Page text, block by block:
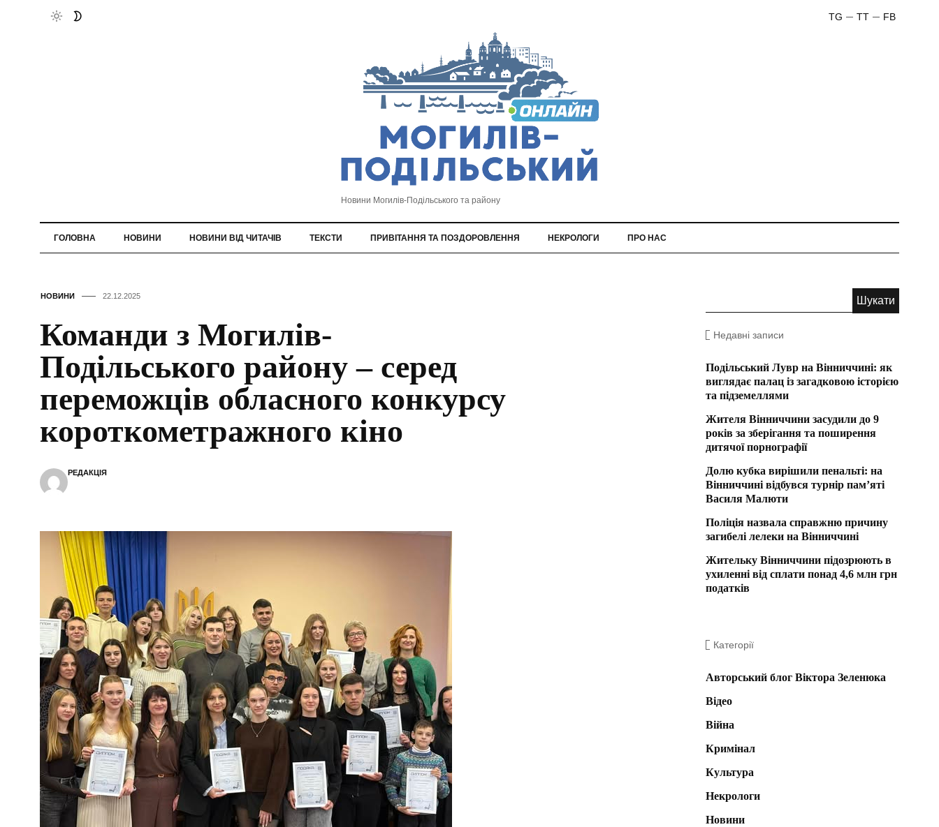
FB
TT
TG
Новини Могилів-Подільського та району
ГОЛОВНА НОВИНИ НОВИНИ ВІД ЧИТАЧІВ ТЕКСТИ ПРИВІТАННЯ ТА ПОЗДОРОВЛЕННЯ НЕКРОЛОГИ ПРО НАС
НОВИНИ 22.12.2025
Команди з Могилів-
Подільського району – серед
переможців обласного конкурсу
короткометражного кіно
РЕДАКЦІЯ
Недавні записи
Подільський Лувр на Вінниччині: як
виглядає палац із загадковою історією
та підземеллями
Жителя Вінниччини засудили до 9
років за зберігання та поширення
дитячої порнографії
Долю кубка вирішили пенальті: на
Вінниччині відбувся турнір пам’яті
Василя Малюти
Поліція назвала справжню причину
загибелі лелеки на Вінниччині
Жительку Вінниччини підозрюють в
ухиленні від сплати понад 4,6 млн грн
податків
Категорії
Авторський блог Віктора Зеленюка
Відео
Війна
Кримінал
Культура
Некрологи
Новини